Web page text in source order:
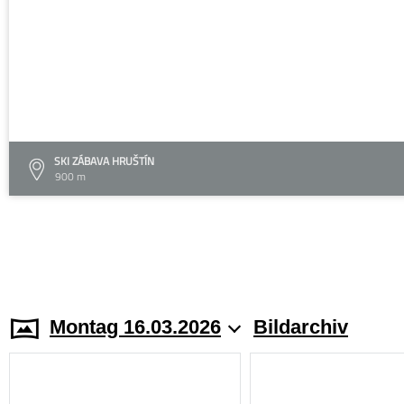
SKI ZÁBAVA HRUŠTÍN
900 m
Montag 16.03.2026 Bildarchiv